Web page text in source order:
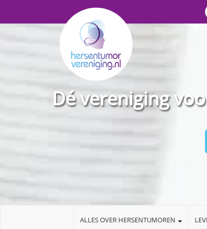
Dé vereniging
ALLES OVER HERSENTUMOREN